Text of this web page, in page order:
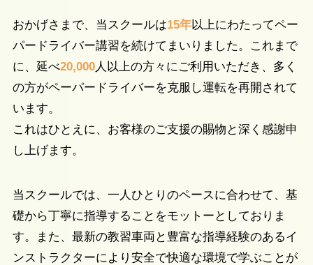
おかげさまで、当スクールは15年以上にわたってペー
パードライバー講習を続けてまいりました。これまで
に、延べ20,000人以上の方々にご利用いただき、多く
の方がペーパードライバーを克服し運転を再開されて
います。
これはひとえに、お客様のご支援の賜物と深く感謝申
し上げます。
当スクールでは、一人ひとりのペースに合わせて、基
礎から丁寧に指導することをモットーとしておりま
す。また、最新の教習車両と豊富な指導経験のあるイ
ンストラクターにより安全で快適な環境で学ぶことが